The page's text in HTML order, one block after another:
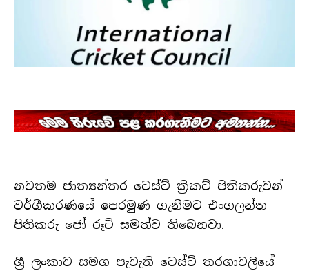
නවතම ජාත්‍යන්තර ටෙස්ට් ක්‍රිකට් පිතිකරුවන්
වර්ගීකරණයේ පෙරමුණ ගැනීමට එංගලන්ත
පිතිකරු ජෝ රූට් සමත්ව තිබෙනවා.
ශ්‍රී ලංකාව සමග පැවැති ටෙස්ට් තරගාවලියේ